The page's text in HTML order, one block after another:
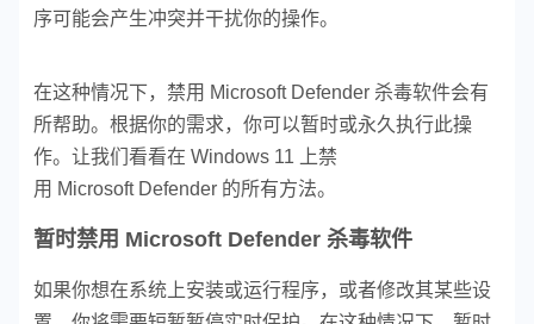
序可能会产生冲突并干扰你的操作。
在这种情况下，禁用 Microsoft Defender 杀毒软件会有
所帮助。根据你的需求，你可以暂时或永久执行此操
作。让我们看看在 Windows 11 上禁
用 Microsoft Defender 的所有方法。
暂时禁用 Microsoft Defender 杀毒软件
如果你想在系统上安装或运行程序，或者修改其某些设